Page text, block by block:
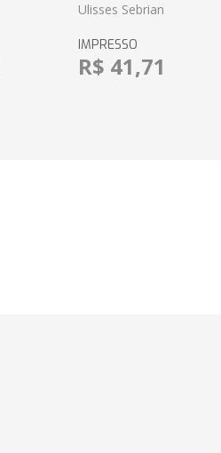
Ulisses Sebrian
IMPRESSO
R$ 41,71